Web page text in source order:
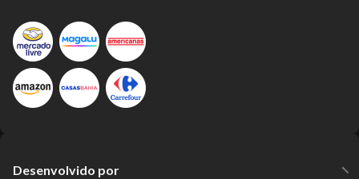
Desenvolvido por